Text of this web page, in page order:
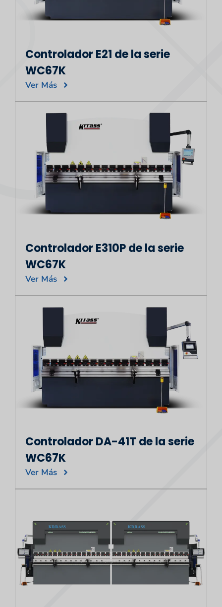
Controlador E21 de la serie
WC67K
Ver Más
Controlador E310P de la serie
WC67K
Ver Más
Controlador DA-41T de la serie
WC67K
Ver Más